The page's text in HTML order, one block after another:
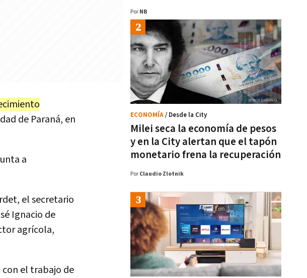
de Paraná, en
a
el secretario
Ignacio de
agrícola,
el trabajo de
Por NB
Milei seca la economía de pesos
y en la City alertan que el tapón
monetario frena la recuperación
ECONOMÍA/ Desde la City
Por Claudio Zlotnik